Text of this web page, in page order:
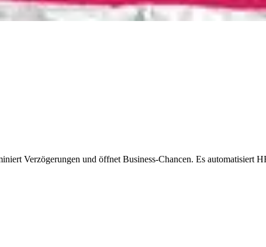
Verzögerungen und öffnet Business-Chancen. Es automatisiert